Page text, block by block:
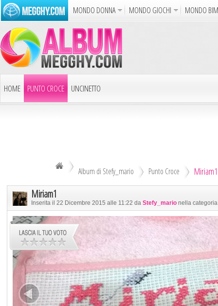
MONDO DONNA MONDO GIOCHI MONDO
Album Punto Croce Cucina
Azione Puzzle
Gif
HOME PUNTO CROCE UNCINETTO
Album di Stefy_mario Punto Croce Miriam1
Miriam1
Inserita il 22 Dicembre 2015 alle 11:22 da Stefy_mario nella